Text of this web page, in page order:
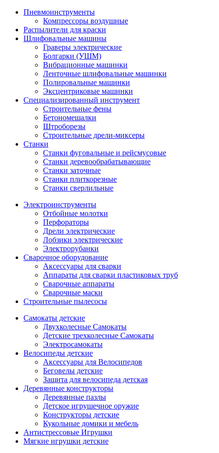
Пневмоинструменты
Компрессоры воздушные
Распылители для краски
Шлифовальные машины
Граверы электрические
Болгарки (УШМ)
Вибрационные машинки
Ленточные шлифовальные машинки
Полировальные машинки
Эксцентриковые машинки
Специализированный инструмент
Строительные фены
Бетономешалки
Штроборезы
Строительные дрели-миксеры
Станки
Станки фуговальные и рейсмусовые
Станки деревообрабатывающие
Станки заточные
Станки плиткорезные
Станки сверлильные
Электроинструменты
Отбойные молотки
Перфораторы
Дрели электрические
Лобзики электрические
Электрорубанки
Сварочное оборудование
Аксессуары для сварки
Аппараты для сварки пластиковых труб
Сварочные аппараты
Сварочные маски
Строительные пылесосы
Самокаты детские
Двухколесные Cамокаты
Детские трехколесные Самокаты
Электросамокаты
Велосипеды детские
Аксессуары для Велосипедов
Беговелы детские
Защита для велосипеда детская
Деревянные конструкторы
Деревянные пазлы
Детское игрушечное оружие
Конструкторы детские
Кукольные домики и мебель
Антистрессовые Игрушки
Мягкие игрушки детские